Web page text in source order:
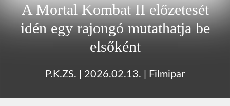
A Mortal Kombat II előzetesét
idén egy rajongó mutathatja be
elsőként
P.K.ZS. 2026.02.13. Filmipar